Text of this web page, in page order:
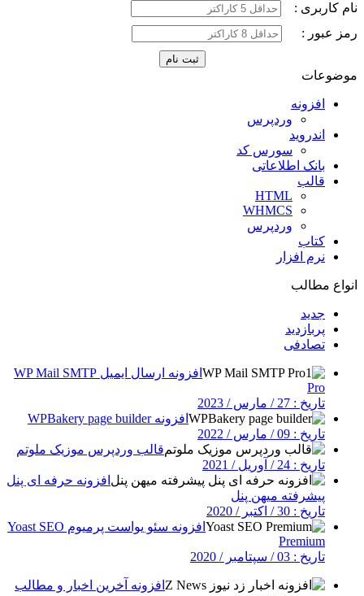
نام کاربری :
رمز عبور :
موضوعات
افزونه
وردپرس
اندروید
سورس کد
بانک اطلاعاتی
قالب
HTML
WHMCS
وردپرس
کتاب
نرم افزار
انواع مطالب
جدید
پربازدید
تصادفی
افزونه ارسال ایمیل WP Mail SMTP
Pro
تاریخ : 27 / مارس / 2023
افزونه WPBakery page builder
تاریخ : 09 / مارس / 2022
قالب وردپرس موزیک ملوتم
تاریخ : 24 / آوریل / 2021
افزونه حرفه ای پنل
پیشرفته میهن پنل
تاریخ : 30 / اکتبر / 2020
افزونه سئو یواست پرمیوم Yoast SEO
Premium
تاریخ : 03 / سپتامبر / 2020
افزونه آخرین اخبار و مطالب